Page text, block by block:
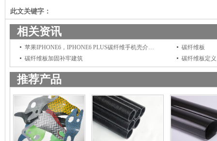
此文关键字：
相关资讯
苹果IPHONE6，IPHONE6 PLUS碳纤维手机壳介绍图片，碳
碳纤维板
碳纤维板加固补牢建筑
碳纤维板定义
推荐产品